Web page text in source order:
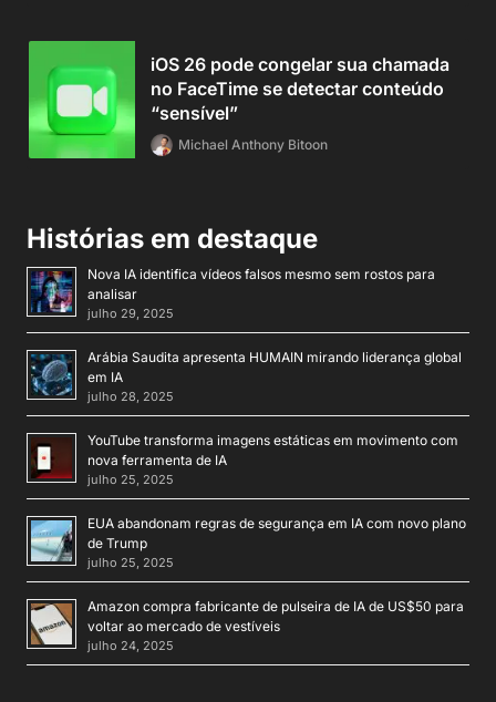
iOS 26 pode congelar sua chamada
no FaceTime se detectar conteúdo
“sensível”
Michael Anthony Bitoon
Histórias em destaque
Nova IA identifica vídeos falsos mesmo sem rostos para
analisar
julho 29, 2025
Arábia Saudita apresenta HUMAIN mirando liderança global
em IA
julho 28, 2025
YouTube transforma imagens estáticas em movimento com
nova ferramenta de IA
julho 25, 2025
EUA abandonam regras de segurança em IA com novo plano
de Trump
julho 25, 2025
Amazon compra fabricante de pulseira de IA de US$50 para
voltar ao mercado de vestíveis
julho 24, 2025